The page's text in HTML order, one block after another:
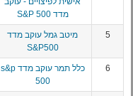
מדד S&P 500
5
מיטב גמל עוקב מדד
S&P500
6
כלל תמר עוקב מדד s&p
500